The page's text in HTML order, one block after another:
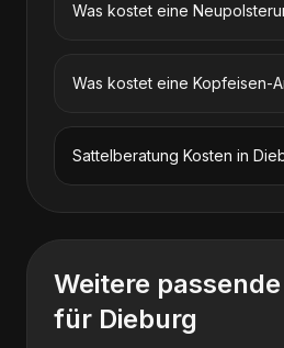
Was kostet eine
Was kostet eine Kopfeisen-
Sattelberatung Kosten in
Weitere
für Dieburg